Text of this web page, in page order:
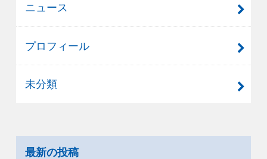
ニュース
プロフィール
未分類
最新の投稿